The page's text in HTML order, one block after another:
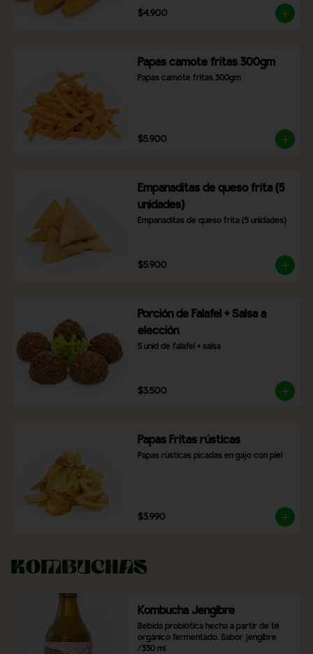
$4.900
Papas camote fritas 300gm
Papas camote fritas 300gm
$5.900
Empanaditas de queso frita (5
unidades)
Empanaditas de queso frita (5 unidades)
$5.900
Porción de Falafel + Salsa a
elección
5 unid de falafel + salsa
$3.500
Papas Fritas rústicas
Papas rústicas picadas en gajo con piel
$3.990
Kombuchas
Kombucha Jengibre
Bebida probiótica hecha a partir de té
orgánico fermentado. Sabor jengibre
/330 ml